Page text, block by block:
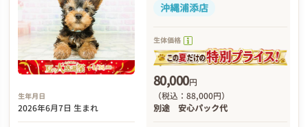
生年月日
2026年6月7日 生まれ
沖縄浦添店
生体価格
80,000円
（税込：88,000円）
別途 安心パック代